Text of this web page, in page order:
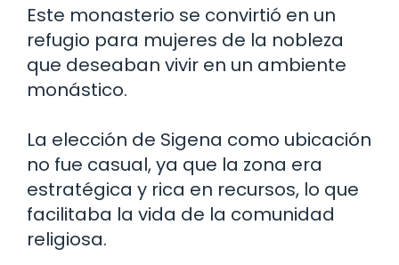
Este monasterio se convirtió en un
refugio para mujeres de la nobleza
que deseaban vivir en un ambiente
monástico.
La elección de Sigena como ubicación
no fue casual, ya que la zona era
estratégica y rica en recursos, lo que
facilitaba la vida de la comunidad
religiosa.